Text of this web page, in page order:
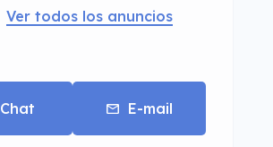
Ver todos los anuncios
Chat E-mail